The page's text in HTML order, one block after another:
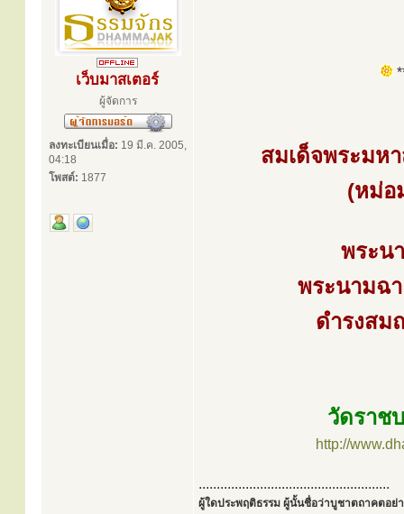
เว็บมาสเตอร์
ผู้จัดการ
ลงทะเบียนเมื่อ: 19 มี.ค. 2005,
04:18
โพสต์: 1877
สมเด็จพระมห
(หม่อ
พระน
พระนามฉ
ดำรงส
วัดราช
http://
.....................................................
ผู้ใดประพฤติธรรม ผู้นั้นชื่อว่าบูชาตถาคตอย่า